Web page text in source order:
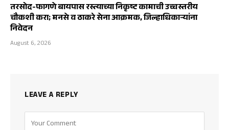
तरसोद-फागणे बायपास रस्त्याच्या निकृष्ट कामाची उच्चस्तरीय
चौकशी करा; मनसे व ठाकरे सेना आक्रमक, जिल्हाधिकाऱ्यांना
निवेदन
August 6, 2026
LEAVE A REPLY